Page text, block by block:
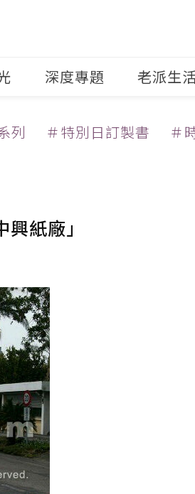
深度專題 老派生
列 ＃特別日訂製書 ＃
紙廠」